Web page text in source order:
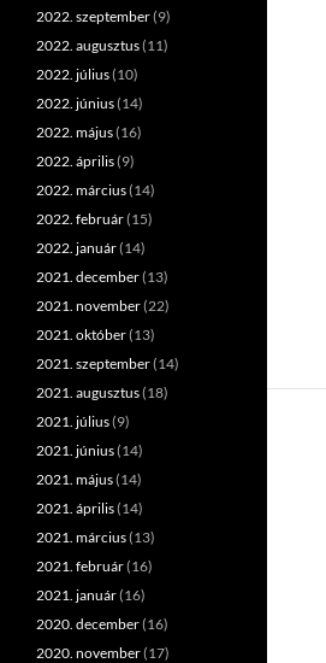
2022. szeptember(9)
2022. augusztus(11)
2022. július(10)
2022. június(14)
2022. május(16)
2022. április(9)
2022. március(14)
2022. február(15)
2022. január(14)
2021. december(13)
2021. november(22)
2021. október(13)
2021. szeptember(14)
2021. augusztus(18)
2021. július(9)
2021. június(14)
2021. május(14)
2021. április(14)
2021. március(13)
2021. február(16)
2021. január(16)
2020. december(16)
2020. november(17)